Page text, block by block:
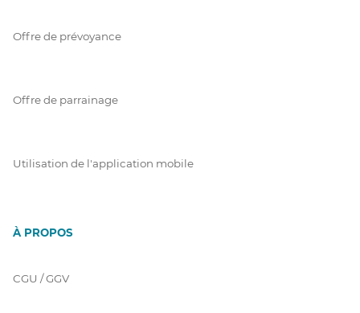
Offre de prévoyance
Offre de parrainage
Utilisation de l'application mobile
À PROPOS
CGU / GGV